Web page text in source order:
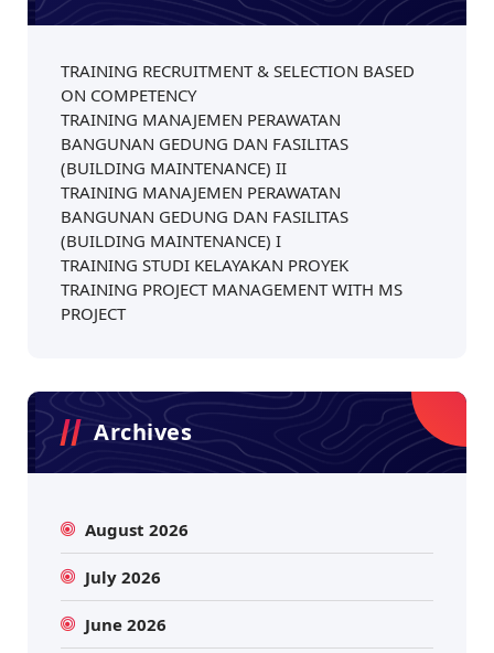
TRAINING RECRUITMENT & SELECTION BASED
ON COMPETENCY
TRAINING MANAJEMEN PERAWATAN
BANGUNAN GEDUNG DAN FASILITAS
(BUILDING MAINTENANCE) II
TRAINING MANAJEMEN PERAWATAN
BANGUNAN GEDUNG DAN FASILITAS
(BUILDING MAINTENANCE) I
TRAINING STUDI KELAYAKAN PROYEK
TRAINING PROJECT MANAGEMENT WITH MS
PROJECT
Archives
August 2026
July 2026
June 2026